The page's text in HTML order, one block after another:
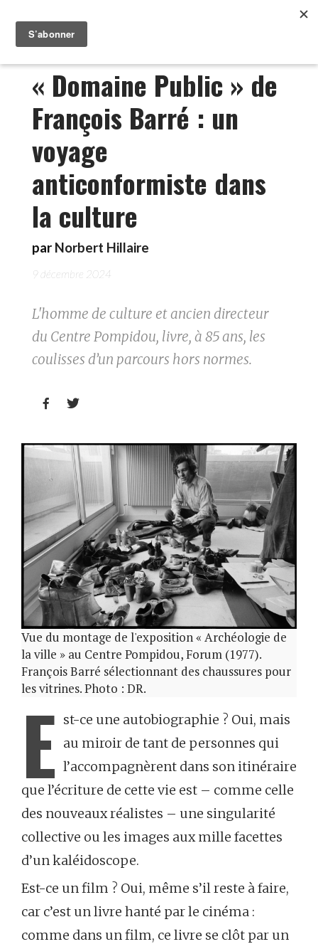
« Domaine Public » de
François Barré : un
voyage
anticonformiste dans
la culture
par Norbert Hillaire
9 décembre 2024
L'homme de culture et ancien directeur
du Centre Pompidou, livre, à 85 ans, les
coulisses d’un parcours hors normes.
 
Vue du montage de l'exposition « Archéologie de
la ville » au Centre Pompidou, Forum (1977).
François Barré sélectionnant des chaussures pour
les vitrines. Photo : DR.
E st-ce une autobiographie ? Oui, mais
au miroir de tant de personnes qui
l’accompagnèrent dans son itinéraire
que l’écriture de cette vie est – comme celle
des nouveaux réalistes – une singularité
collective ou les images aux mille facettes
d’un kaléidoscope.
Est-ce un film ? Oui, même s’il reste à faire,
car c’est un livre hanté par le cinéma :
comme dans un film, ce livre se clôt par un